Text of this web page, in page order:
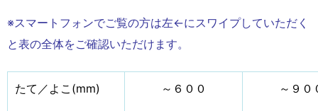
※スマートフォンでご覧の方は左←にスワイプしていただく
と表の全体をご確認いただけます。
たて／よこ(mm) ～６００ ～９０